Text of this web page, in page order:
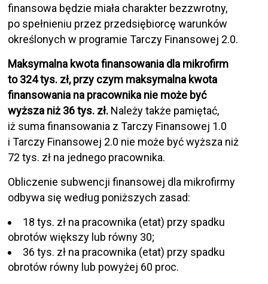
finansowa będzie miała charakter bezzwrotny,
po spełnieniu przez przedsiębiorcę warunków
określonych w programie Tarczy Finansowej 2.0.
Maksymalna kwota finansowania dla mikrofirm
to 324 tys. zł, przy czym maksymalna kwota
finansowania na pracownika nie może być
wyższa niż 36 tys. zł. Należy także pamiętać,
iż suma finansowania z Tarczy Finansowej 1.0
i Tarczy Finansowej 2.0 nie może być wyższa niż
72 tys. zł na jednego pracownika.
Obliczenie subwencji finansowej dla mikrofirmy
odbywa się według poniższych zasad:
18 tys. zł na pracownika (etat) przy spadku
obrotów większy lub równy 30;
36 tys. zł na pracownika (etat) przy spadku
obrotów równy lub powyżej 60 proc.